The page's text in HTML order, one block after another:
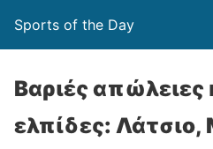
Sports of the Day
Βαριές απώλειες
ελπίδες: Λάτσιο,